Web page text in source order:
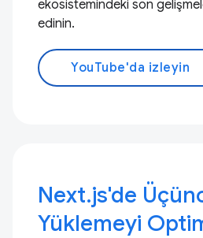
ekosistemindeki son
edinin.
YouTube'da izleyin
Next.js'de
Yüklemeyi